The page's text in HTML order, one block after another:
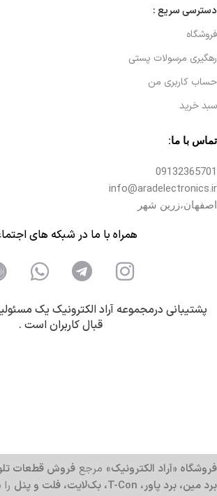
دسترسی سریع :
فروشگاه
رهگیری مرسولات پستی
حساب کاربری من
سبد خرید
تماس با ما:
09132365701
info@aradelectronics.ir
اصفهان،زرین شهر
همراه با ما در شبکه های
پشتیبانی درمجموعه آراد الکترونیک یک
قبال کاربران است .
فروشگاه «آراد الکترونیک» مرجع فروش قطعات
برد مین، برد پاور، T-Con، بک‌لایت، فلت و پنل
را